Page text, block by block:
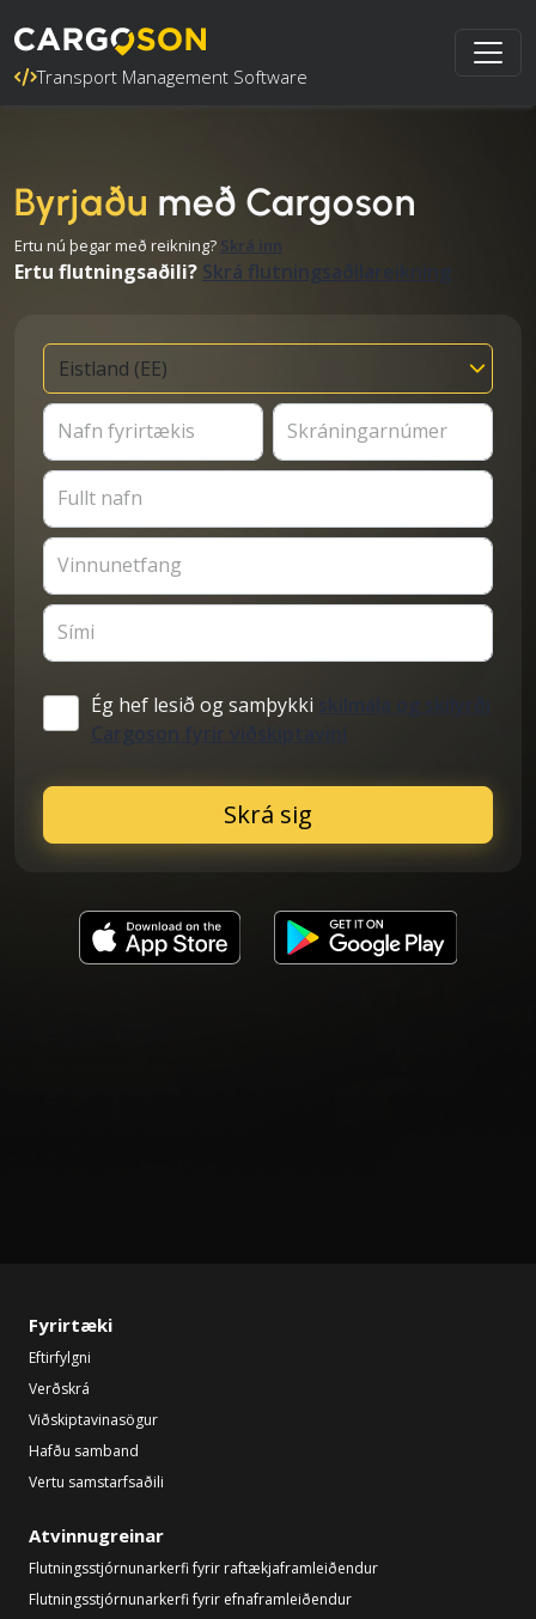
Transport Management Software
Byrjaðu með Cargoson
Ertu nú þegar með reikning? Skrá inn
Ertu flutningsaðili? Skrá flutningsaðilareikning
Nafn fyrirtækis Skráningarnúmer
Fullt nafn
Vinnunetfang
Sími
Ég hef lesið og samþykki
skilmála og skilyrði
Skrá sig
Fyrirtæki
Eftirfylgni
Verðskrá
Viðskiptavinasögur
Hafðu samband
Vertu samstarfsaðili
Atvinnugreinar
Flutningsstjórnunarkerfi fyrir raftækjaframleiðendur
Flutningsstjórnunarkerfi fyrir efnaframleiðendur